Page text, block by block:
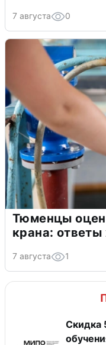
7 августа 0
Тюменцы
крана: ответы
7 августа 1
Скидка